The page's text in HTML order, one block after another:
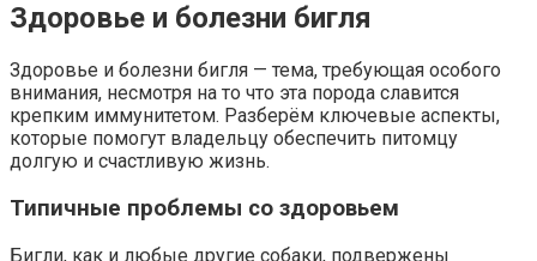
Здоровье и болезни бигля
Здоровье и болезни бигля — тема, требующая особого
внимания, несмотря на то что эта порода славится
крепким иммунитетом. Разберём ключевые аспекты,
которые помогут владельцу обеспечить питомцу
долгую и счастливую жизнь.
Типичные проблемы со здоровьем
Бигли, как и любые другие собаки, подвержены